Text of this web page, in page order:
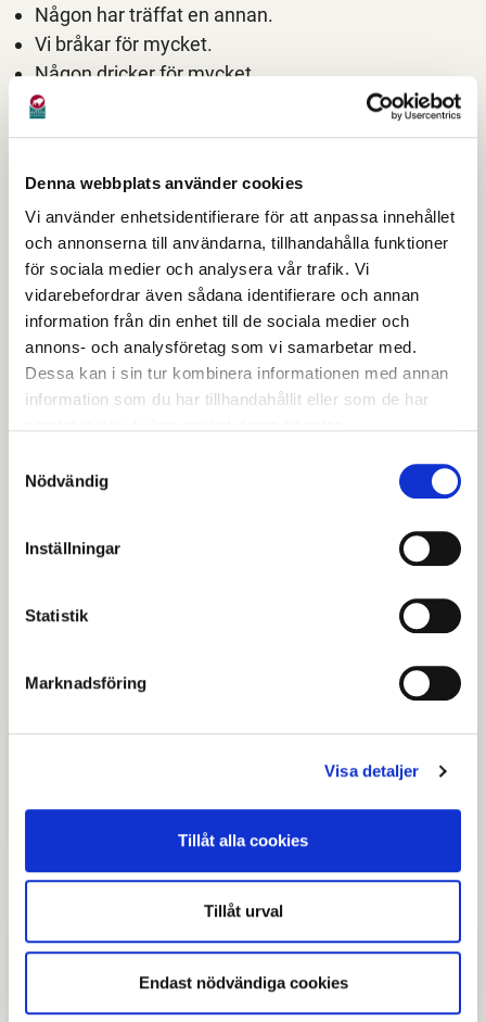
Denna webbplats använder cookies
Vi använder enhetsidentifierare för att anpassa innehållet
och annonserna till användarna, tillhandahålla funktioner
för sociala medier och analysera vår trafik. Vi
vidarebefordrar även sådana identifierare och annan
information från din enhet till de sociala medier och
annons- och analysföretag som vi samarbetar med.
Dessa kan i sin tur kombinera informationen med annan
information som du har tillhandahållit eller som de har
Nödvändig
Inställningar
Statistik
Marknadsföring
Visa detaljer
Tillåt alla cookies
Tillåt urval
Endast nödvändiga cookies
Någon har träffat en annan.
Vi bråkar för mycket.
Någon dricker för mycket.
Det är svårt att vara förälder eller bonusförälder i
en familj.
Vi vill ha hjälp med föräldrasamarbetet efter en
separation.
Ni kan med förtroende vända
er till familjerådgivningen
Följande gäller för familjerådgivningens mottagning
och de som arbetar där:
Ingen registrering.
Betala via Swish.
Mer information om sekretess, tidsbokning,
"Information från familjerådgivningen" nedan.
Södra Dalarnas familjerådgivning
Länkar för dig som vill läsa mer
Information från familjerådgivningen